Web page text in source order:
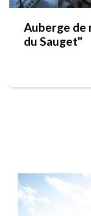
Auberge de
du Sauget"